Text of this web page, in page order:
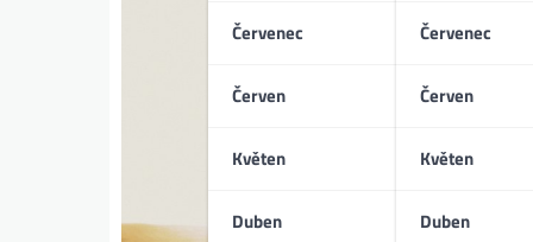
Červenec
Červen
Květen
Duben
Červenec
Červen
Květen
Duben